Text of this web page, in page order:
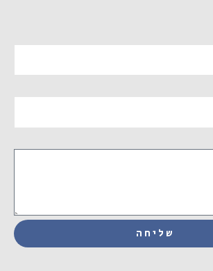
שליחה